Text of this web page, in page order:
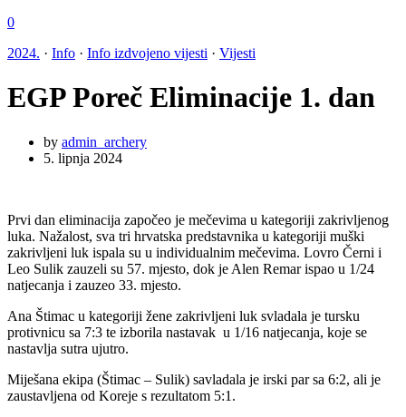
0
2024. · Info · Info izdvojeno vijesti · Vijesti
EGP Poreč Eliminacije 1. dan
by admin_archery
5. lipnja 2024
Prvi dan eliminacija započeo je mečevima u kategoriji zakrivljenog
luka. Nažalost, sva tri hrvatska predstavnika u kategoriji muški
zakrivljeni luk ispala su u individualnim mečevima. Lovro Černi i
Leo Sulik zauzeli su 57. mjesto, dok je Alen Remar ispao u 1/24
natjecanja i zauzeo 33. mjesto.
Ana Štimac u kategoriji žene zakrivljeni luk svladala je tursku
protivnicu sa 7:3 te izborila nastavak u 1/16 natjecanja, koje se
nastavlja sutra ujutro.
Miješana ekipa (Štimac – Sulik) savladala je irski par sa 6:2, ali je
zaustavljena od Koreje s rezultatom 5:1.